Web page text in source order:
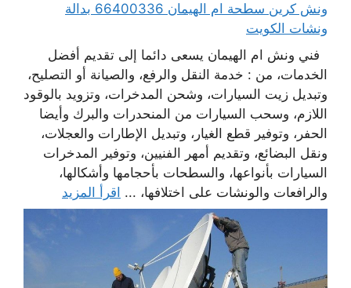
ونش كرين سطحة ام الهيمان 66400336 بدالة
ونشات الكويت
فني ونش ام الهيمان يسعى دائما إلى تقديم أفضل
الخدمات، من : خدمة النقل والرفع، والصيانة أو التصليح،
وتبديل زيت السيارات، وشحن المدخرات، وتزويد بالوقود
اللازم، وسحب السيارات من المنحدرات والبرك وأيضا
الحفر، وتوفير قطع الغيار، وتبديل الإطارات والعجلات،
ونقل البضائع، وتقديم أمهر الفنيين، وتوفير المدخرات
السيارات بأنواعها، والسطحات بأحجامها وأشكالها،
والرافعات والونشات على اختلافها، ... اقرأ المزيد